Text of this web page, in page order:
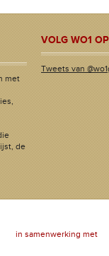
met
de
VOLG WO1
Tweets van
in samenwerking met